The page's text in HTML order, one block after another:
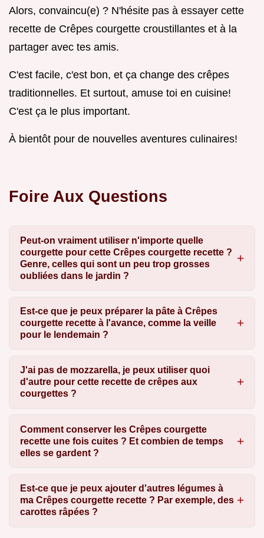
Alors, convaincu(e) ? N'hésite pas à essayer cette
recette de Crêpes courgette croustillantes et à la
partager avec tes amis.
C'est facile, c'est bon, et ça change des crêpes
traditionnelles. Et surtout, amuse toi en cuisine!
C'est ça le plus important.
À bientôt pour de nouvelles aventures culinaires!
Foire Aux Questions
Peut-on vraiment utiliser n'importe quelle
courgette pour cette Crêpes courgette recette ?
Genre, celles qui sont un peu trop grosses
oubliées dans le jardin ?
Est-ce que je peux préparer la pâte à Crêpes
courgette recette à l'avance, comme la veille
pour le lendemain ?
J'ai pas de mozzarella, je peux utiliser quoi
d'autre pour cette recette de crêpes aux
courgettes ?
Comment conserver les Crêpes courgette
recette une fois cuites ? Et combien de temps
elles se gardent ?
Est-ce que je peux ajouter d'autres légumes à
ma Crêpes courgette recette ? Par exemple, des
carottes râpées ?